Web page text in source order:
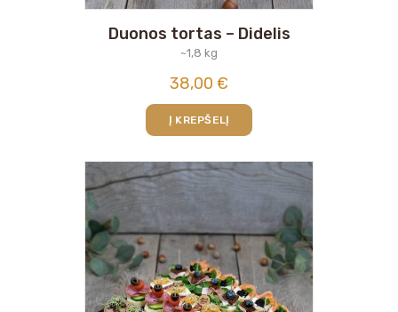
Duonos tortas – Didelis
~1,8 kg
38,00 €
Į KREPŠELĮ